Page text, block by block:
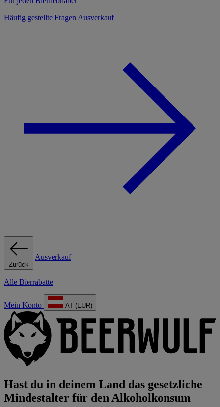
Häufig gestellte Fragen Ausverkauf
Zurück
Ausverkauf
Alle Bierrabatte
Mein Konto AT (EUR)
Hast du in deinem Land das gesetzliche
Mindestalter für den Alkoholkonsum